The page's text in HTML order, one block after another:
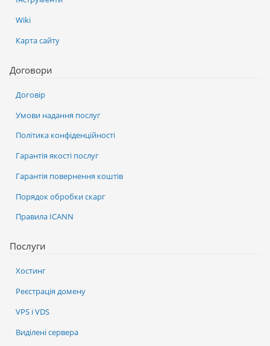
Послуги
Хостинг
Реєстрація домену
VPS і VDS
Виділені сервера
Wiki
Карта сайту
Договори
Договір
Умови надання послуг
Політика конфіденційності
Гарантія якості послуг
Гарантія повернення коштів
Порядок обробки скарг
Правила ICANN